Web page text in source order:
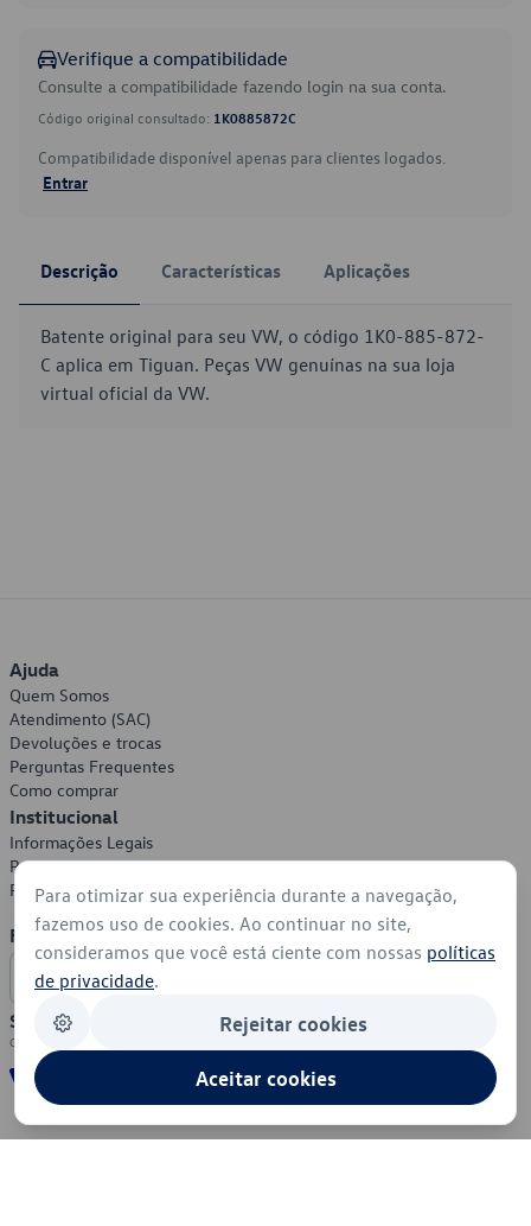
Verifique a compatibilidade
Consulte a compatibilidade fazendo login na sua conta.
Código original consultado: 1K0885872C
Compatibilidade disponível apenas para clientes logados.
Entrar
Descrição Características Aplicações
Batente original para seu VW, o código 1K0-885-872-
C aplica em Tiguan. Peças VW genuínas na sua loja
virtual oficial da VW.
Ajuda
Quem Somos
Atendimento (SAC)
Devoluções e trocas
Perguntas Frequentes
Como comprar
Institucional
Informações Legais
Política de Privacidade
Política de Cookies
Formas de Pagamento
Segurança
Para otimizar sua experiência durante a navegação,
fazemos uso de cookies. Ao continuar no site,
consideramos que você está ciente com nossas políticas
de privacidade.
Rejeitar cookies
Aceitar cookies